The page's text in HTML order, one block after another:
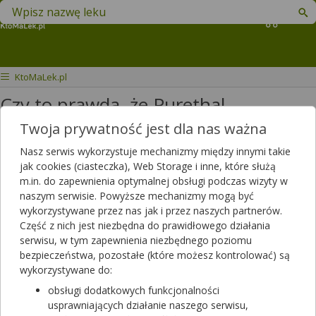
Koszyk
Znajdź lek w swojej okolicy
KtoMaLek.pl
Czy to prawda, że Purethal
Mieszan.alerg.(drzewa) nie będzie już
dostępny?
Słyszałem w kliku aptekach, że
PURETHAL MIESZAN.ALERG.
(DRZEWA) już nie będzie
produkowany. Czy to prawda, że
tego preparatu już nie będzie?
Dotyczy ulotki
Alergoidów Pyłkowych Roślin Drzewa
Twoja prywatność jest dla nas ważna
Nasz serwis wykorzystuje mechanizmy między innymi takie
jak cookies (ciasteczka), Web Storage i inne, które służą
m.in. do zapewnienia optymalnej obsługi podczas wizyty w
naszym serwisie. Powyższe mechanizmy mogą być
wykorzystywane przez nas jak i przez naszych partnerów.
Część z nich jest niezbędna do prawidłowego działania
serwisu, w tym zapewnienia niezbędnego poziomu
bezpieczeństwa, pozostałe (które możesz kontrolować) są
wykorzystywane do:
obsługi dodatkowych funkcjonalności
usprawniających działanie naszego serwisu,